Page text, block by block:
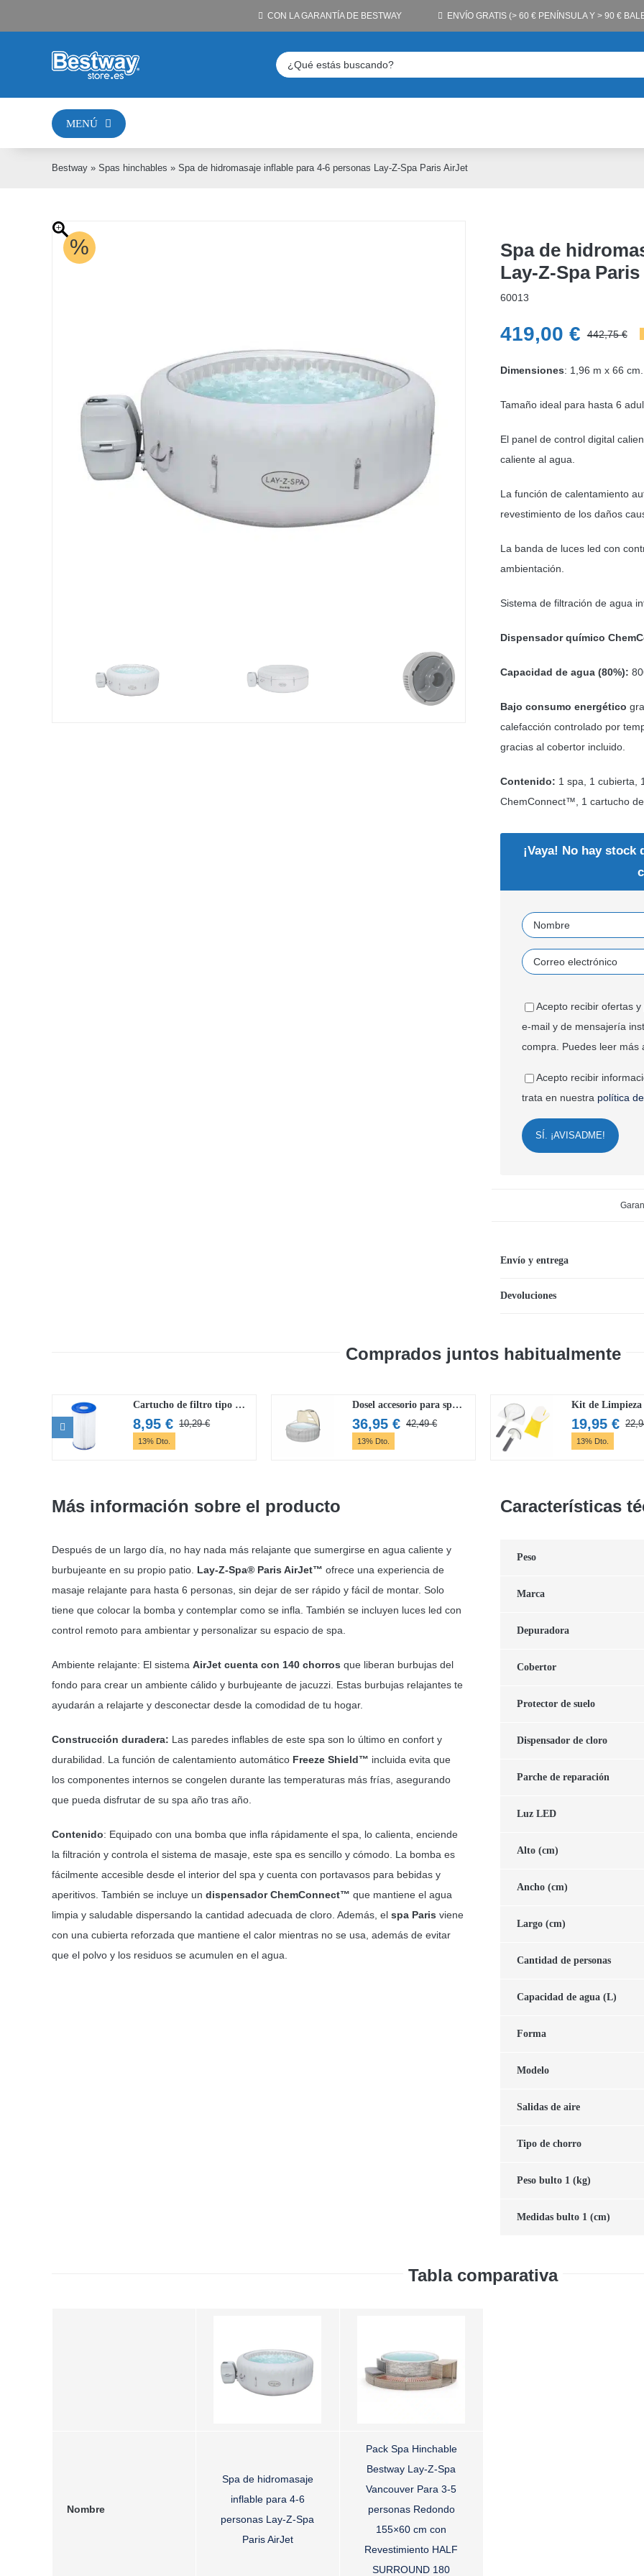
al
MENÚ
CON LA GARANTÍA DE BESTWAY ENVÍO GRATIS (> 60 € PENÍNSULA Y > 90 €
Buscar:
Bestway» Spas hinchables » Spa de hidromasaje inflable para 4-6 personas Lay-Z-Spa Paris AirJet
%
Spa de
Lay-Z-Spa
60013
442,75€
419,00 €
Dimensiones: 1,96 m x 66 cm.
Tamaño ideal para hasta 6
El panel de control digital
caliente al agua.
La función de calentamiento
revestimiento de los daños
La banda de luces led con
ambientación.
Sistema de filtración de agua
Dispensador químico
Capacidad de agua (80%):
Bajo consumo energético
calefacción controlado por
gracias al cobertor incluido.
Contenido: 1 spa, 1 cubierta,
ChemConnect™, 1 cartucho
¡Vaya! No hay
Acepto recibir ofertas
e-mail y de mensajería
compra. Puedes leer más
Acepto recibir
trata en nuestra política
SÍ. ¡AVISADME!
Envío y entrega
Devoluciones
Comprados juntos habitualmente
Cartucho de filtro tipo IV Flowclear
10,29€El
10,29 €.
8,95€
El
8,95 €.
13% Dto.
Dosel accesorio para spa Lay-Z-Spa
42,49€El
36,95€
El
13% Dto.
19,95€
13% Dto.
Más información sobre el producto
Después de un largo día, no hay nada más relajante que sumergirse en agua caliente y
burbujeante en su propio patio. Lay-Z-Spa® Paris AirJet™ ofrece una experiencia de
masaje relajante para hasta 6 personas, sin dejar de ser rápido y fácil de montar. Solo
tiene que colocar la bomba y contemplar como se infla. También se incluyen luces led con
control remoto para ambientar y personalizar su espacio de spa.
Ambiente relajante: El sistema AirJet cuenta con 140 chorros que liberan burbujas del
fondo para crear un ambiente cálido y burbujeante de jacuzzi. Estas burbujas relajantes te
ayudarán a relajarte y desconectar desde la comodidad de tu hogar.
Construcción duradera: Las paredes inflables de este spa son lo último en confort y
durabilidad. La función de calentamiento automático Freeze Shield™ incluida evita que
los componentes internos se congelen durante las temperaturas más frías, asegurando
que pueda disfrutar de su spa año tras año.
Contenido: Equipado con una bomba que infla rápidamente el spa, lo calienta, enciende
la filtración y controla el sistema de masaje, este spa es sencillo y cómodo. La bomba es
fácilmente accesible desde el interior del spa y cuenta con portavasos para bebidas y
aperitivos. También se incluye un dispensador ChemConnect™ que mantiene el agua
limpia y saludable dispersando la cantidad adecuada de cloro. Además, elspa Paris viene
con una cubierta reforzada que mantiene el calor mientras no se usa, además de evitar
que el polvo y los residuos se acumulen en el agua.
Características
Peso
Marca
Depuradora
Cobertor
Protector de suelo
Dispensador de cloro
Parche de reparación
Luz LED
Alto (cm)
Ancho (cm)
Largo (cm)
Cantidad de personas
Capacidad de agua (L)
Forma
Modelo
Salidas de aire
Tipo de chorro
Peso bulto 1 (kg)
Medidas bulto 1 (cm)
Tabla comparativa
Nombre
Spa de hidromasaje
inflable para 4-6
personas Lay-Z-Spa
Paris AirJet
Pack Spa Hinchable
Bestway Lay-Z-Spa
Vancouver Para 3-5
personas Redondo
155×60 cm con
Revestimiento HALF
SURROUND 180